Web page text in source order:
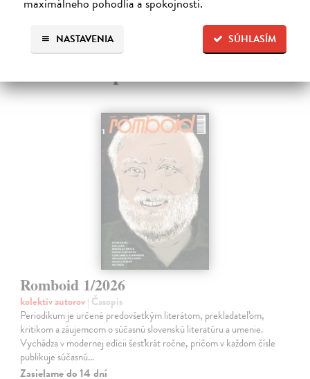
SÚHLASÍM
NASTAVENIA
Ďalšie z kategórie ostatné
Romboid 1/2026
kolektív autorov| Časopis
Periodikum je určené predovšetkým literátom, prekladateľom,
kritikom a záujemcom o súčasnú slovenskú literatúru a umenie.
Vychádza v modernej edícii šesťkrát ročne, pričom v každom čísle
publikuje súčasnú…
Zasielame do 14 dní